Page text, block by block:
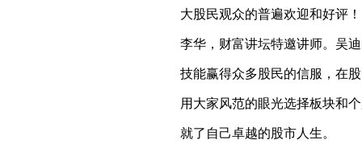
大股民观众的普遍欢迎和好评！
李华，财富讲坛特邀讲师。吴
技能赢得众多股民的信服，在
用大家风范的眼光选择板块和
就了自己卓越的股市人生。